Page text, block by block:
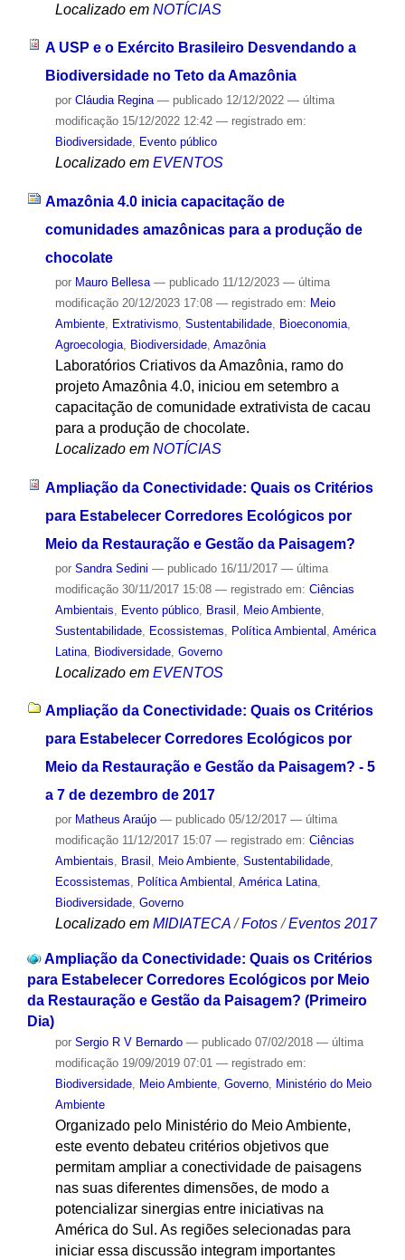
Localizado em NOTÍCIAS
A USP e o Exército Brasileiro Desvendando a
Biodiversidade no Teto da Amazônia
por Cláudia Regina — publicado12/12/2022 — última
modificação15/12/2022 12:42 — registrado em:
Biodiversidade, Evento público
Localizado em EVENTOS
Amazônia 4.0 inicia capacitação de
comunidades amazônicas para a produção de
chocolate
por Mauro Bellesa — publicado11/12/2023 — última
modificação20/12/2023 17:08 — registrado em: Meio
Ambiente, Extrativismo, Sustentabilidade, Bioeconomia,
Agroecologia, Biodiversidade, Amazônia
Laboratórios Criativos da Amazônia, ramo do
projeto Amazônia 4.0, iniciou em setembro a
capacitação de comunidade extrativista de cacau
para a produção de chocolate.
Localizado em NOTÍCIAS
Ampliação da Conectividade: Quais os Critérios
para Estabelecer Corredores Ecológicos por
Meio da Restauração e Gestão da Paisagem?
por Sandra Sedini — publicado16/11/2017 — última
modificação30/11/2017 15:08 — registrado em: Ciências
Ambientais
Evento público, Brasil Meio Ambiente,
Sustentabilidade, Ecossistemas Política Ambiental América
Latina, Biodiversidade, Governo
Localizado em EVENTOS
Ampliação da Conectividade: Quais os Critérios
para Estabelecer Corredores Ecológicos por
Meio da Restauração e Gestão da Paisagem? - 5
a 7 de dezembro de 2017
por Matheus Araújo — publicado05/12/2017 — última
modificação11/12/2017 15:07 — registrado em: Ciências
Ambientais, Brasil , Meio Ambiente, Sustentabilidade,
Ecossistemas, Política Ambiental , América Latina,
Biodiversidade, Governo
Localizado em MIDIATECA /Fotos /Eventos 2017
Ampliação da Conectividade: Quais os Critérios
para Estabelecer Corredores Ecológicos por Meio
da Restauração e Gestão da Paisagem? (Primeiro
Dia)
por Sergio R V Bernardo — publicado07/02/2018 — última
modificação19/09/2019 07:01 — registrado em:
Biodiversidade, Meio Ambiente, Governo, Ministério do Meio
Ambiente
Organizado pelo Ministério do Meio Ambiente,
este evento debateu critérios objetivos que
permitam ampliar a conectividade de paisagens
nas suas diferentes dimensões, de modo a
potencializar sinergias entre iniciativas na
América do Sul. As regiões selecionadas para
iniciar essa discussão integram importantes